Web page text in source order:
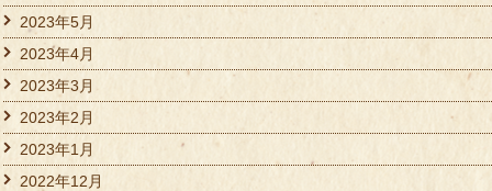
2023年5月
2023年4月
2023年3月
2023年2月
2023年1月
2022年12月